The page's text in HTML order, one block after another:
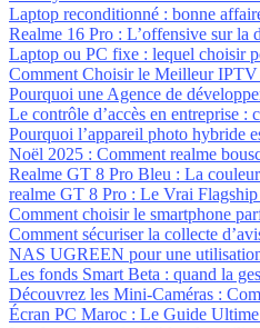
Laptop reconditionné : bonne
Realme 16 Pro : L’offensive sur la
Laptop ou PC fixe : lequel choisir
Comment Choisir le Meilleur
Pourquoi une Agence de
Le contrôle d’accès en entreprise :
Pourquoi l’appareil photo hybride
Noël 2025 : Comment realme
Realme GT 8 Pro Bleu : La
realme GT 8 Pro : Le Vrai
Comment choisir le smartphone
Comment sécuriser la collecte
NAS UGREEN pour une
Les fonds Smart Beta : quand la
Découvrez les Mini-Caméras :
Écran PC Maroc : Le Guide